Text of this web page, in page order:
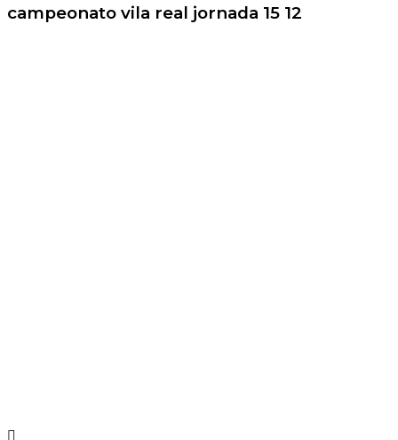
campeonato vila real jornada 15 12